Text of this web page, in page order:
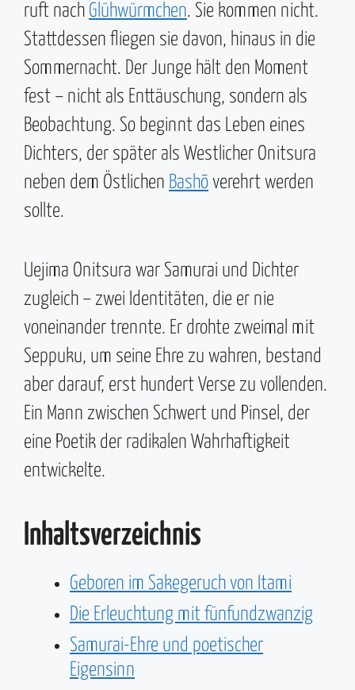
ruft nach Glühwürmchen. Sie kommen nicht.
Stattdessen fliegen sie davon, hinaus in die
Sommernacht. Der Junge hält den Moment
fest – nicht als Enttäuschung, sondern als
Beobachtung. So beginnt das Leben eines
Dichters, der später als Westlicher Onitsura
neben dem Östlichen Bashō verehrt werden
sollte.
Uejima Onitsura war Samurai und Dichter
zugleich – zwei Identitäten, die er nie
voneinander trennte. Er drohte zweimal mit
Seppuku, um seine Ehre zu wahren, bestand
aber darauf, erst hundert Verse zu vollenden.
Ein Mann zwischen Schwert und Pinsel, der
eine Poetik der radikalen Wahrhaftigkeit
entwickelte.
Inhaltsverzeichnis
Geboren im Sakegeruch von Itami
Die Erleuchtung mit fünfundzwanzig
Samurai-Ehre und poetischer
Eigensinn